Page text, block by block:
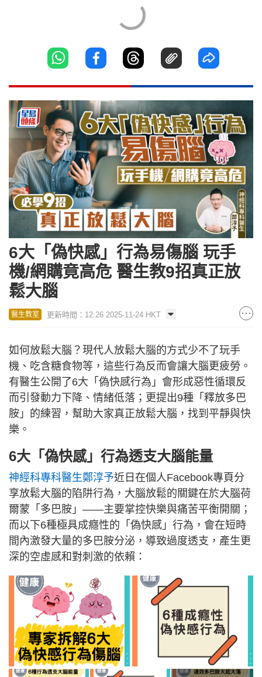
6大「偽快感」行為易傷腦 玩手
機/網購竟高危 醫生教9招真正放
鬆大腦
醫生教室 更新時間：12:26 2025-11-24 HKT
如何放鬆大腦？現代人放鬆大腦的方式少不了玩手
機、吃含糖食物等，這些行為反而會讓大腦更疲勞。
有醫生公開了6大「偽快感行為」會形成惡性循環反
而引發動力下降、情緒低落；更提出9種「釋放多巴
胺」的練習，幫助大家真正放鬆大腦，找到平靜與快
樂。
6大「偽快感」行為透支大腦能量
神經科專科醫生鄭淳予近日在個人Facebook專頁分
享放鬆大腦的陷阱行為，大腦放鬆的關鍵在於大腦荷
爾蒙「多巴胺」——主要掌控快樂與痛苦平衡開關；
而以下6種極具成癮性的「偽快感」行為，會在短時
間內激發大量的多巴胺分泌，導致過度透支，產生更
深的空虛感和對刺激的依賴：